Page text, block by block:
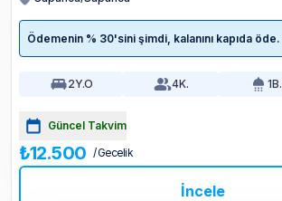
Ödemenin % 30'sini şimdi, kalanını kapıda öde.
2Y.O 4K. 1B.
Güncel Takvim
₺12.500 / Gecelik
İncele